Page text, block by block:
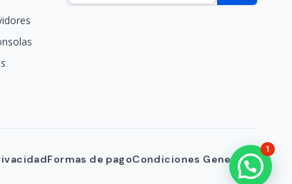
Formas de pagoCondiciones Generales
1